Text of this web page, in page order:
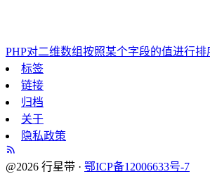
PHP对二维数组按照某个字段的值进行排
标签
链接
归档
关于
隐私政策
@2026 行星带 · 鄂ICP备12006633号-7